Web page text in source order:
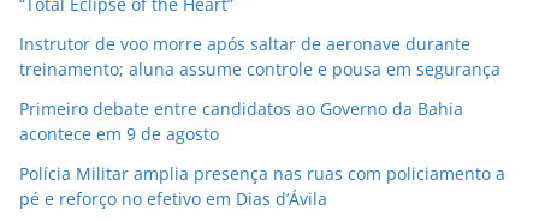
“Total Eclipse of the Heart”
Instrutor de voo morre após saltar de aeronave durante
treinamento; aluna assume controle e pousa em segurança
Primeiro debate entre candidatos ao Governo da Bahia
acontece em 9 de agosto
Polícia Militar amplia presença nas ruas com policiamento a
pé e reforço no efetivo em Dias d’Ávila